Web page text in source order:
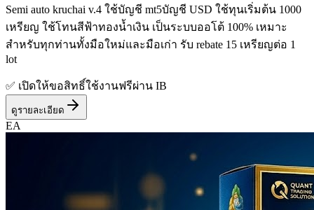
Semi auto kruchai v.4 ใช้บัญชี mt5บัญชี USD ใช้ทุนเริ่มต้น 1000
เหรียญ ใช้โทนสีฟ้าทองน้ำเงิน เป็นระบบออโต้ 100% เหมาะ
สำหรับทุกท่านทั้งมือใหม่และมือเก่า รับ rebate 15 เหรียญต่อ 1
lot
✅ เปิดให้ขอสิทธิ์ใช้งานฟรีผ่าน IB
ดูรายละเอียด
EA